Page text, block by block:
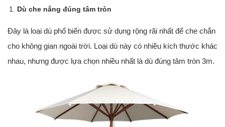
Dù che nắng đúng tâm tròn
Đây là loại dù phổ biến được sử dụng rộng rãi nhất để che chắn
cho không gian ngoài trời. Loại dù này có nhiều kích thước khác
nhau, nhưng được lựa chọn nhiều nhất là dù đúng tâm tròn 3m.